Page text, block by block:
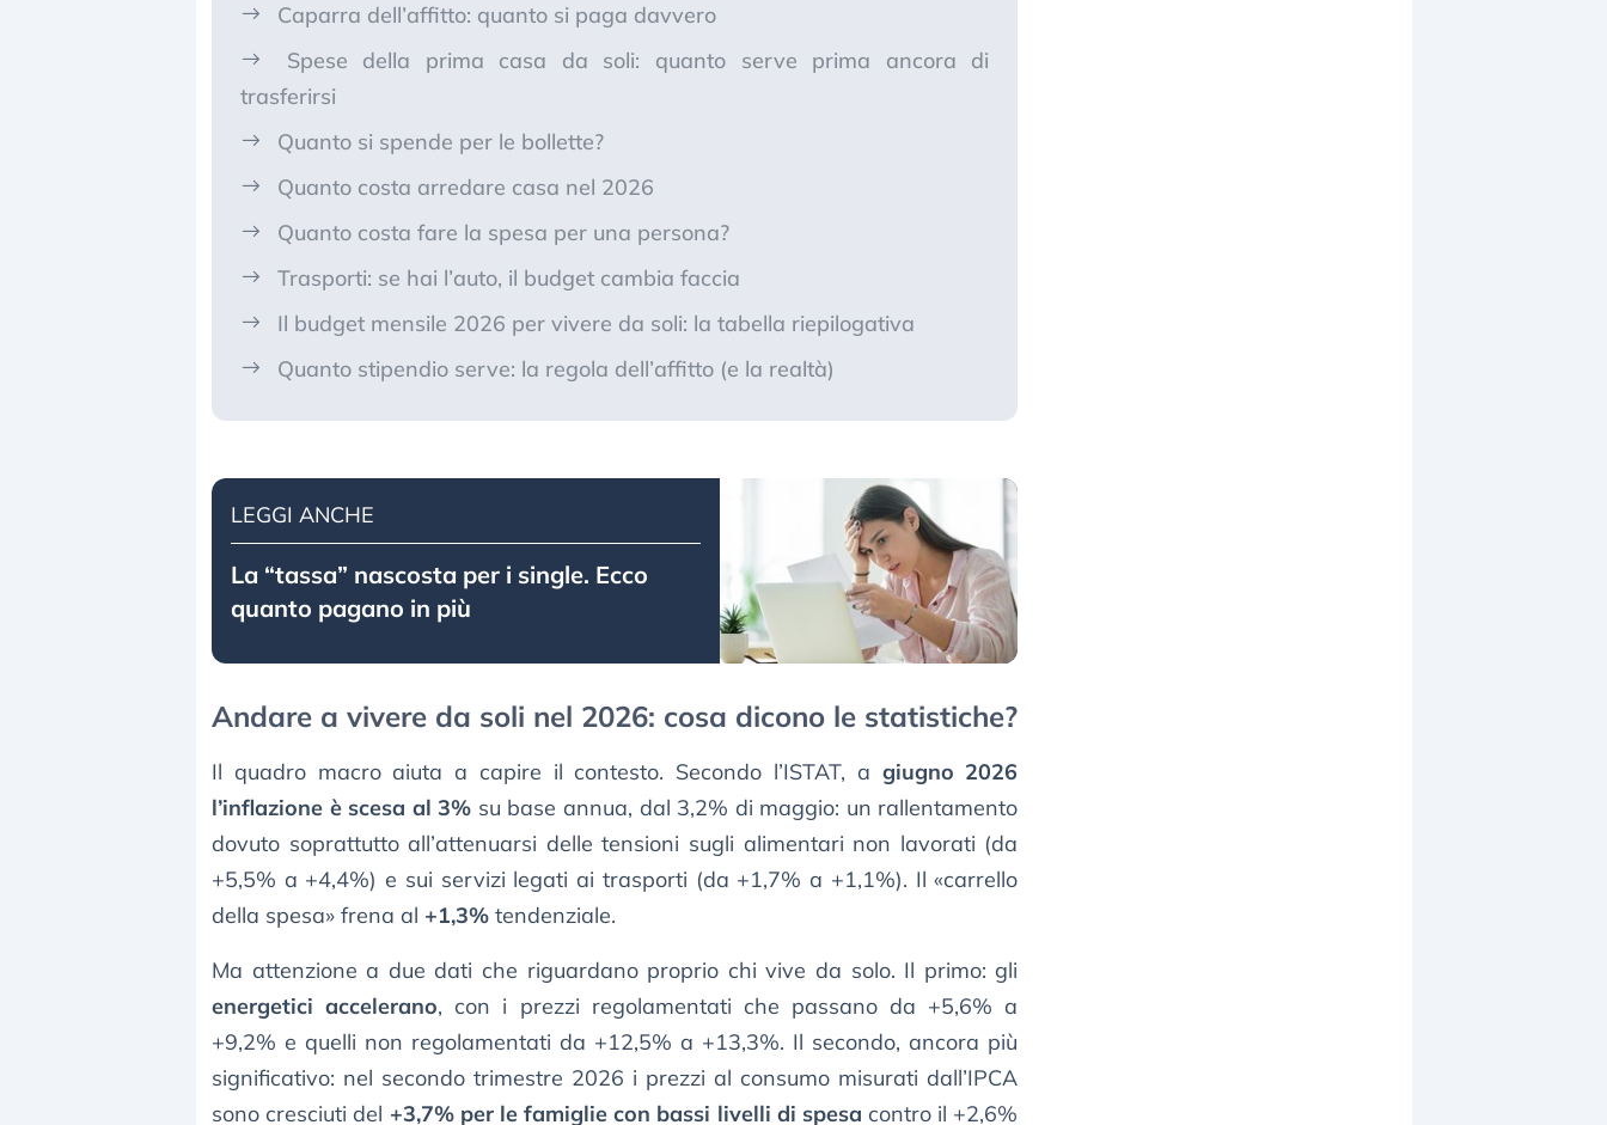
Caparra dell’affitto: quanto si paga davvero
Spese della prima casa da soli: quanto serve prima ancora di
trasferirsi
Quanto si spende per le bollette?
Quanto costa arredare casa nel 2026
Quanto costa fare la spesa per una persona?
Trasporti: se hai l’auto, il budget cambia faccia
Il budget mensile 2026 per vivere da soli: la tabella riepilogativa
Quanto stipendio serve: la regola dell’affitto (e la realtà)
LEGGI ANCHE
La “tassa” nascosta per i single. Ecco
quanto pagano in più
Andare a vivere da soli nel 2026: cosa dicono le statistiche?
Il quadro macro aiuta a capire il contesto. Secondo l’ISTAT, a giugno 2026
l’inflazione è scesa al 3% su base annua, dal 3,2% di maggio: un rallentamento
dovuto soprattutto all’attenuarsi delle tensioni sugli alimentari non lavorati (da
+5,5% a +4,4%) e sui servizi legati ai trasporti (da +1,7% a +1,1%). Il «carrello
della spesa» frena al +1,3% tendenziale.
Ma attenzione a due dati che riguardano proprio chi vive da solo. Il primo: gli
energetici accelerano, con i prezzi regolamentati che passano da +5,6% a
+9,2% e quelli non regolamentati da +12,5% a +13,3%. Il secondo, ancora più
significativo: nel secondo trimestre 2026 i prezzi al consumo misurati dall’IPCA
sono cresciuti del +3,7% per le famiglie con bassi livelli di spesa contro il +2,6%